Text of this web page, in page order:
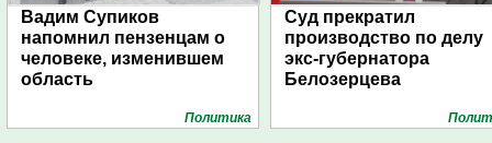
Вадим Супиков
напомнил пензенцам о
человеке, изменившем
область
Политика
Суд прекратил
производство по делу
экс-губернатора
Белозерцева